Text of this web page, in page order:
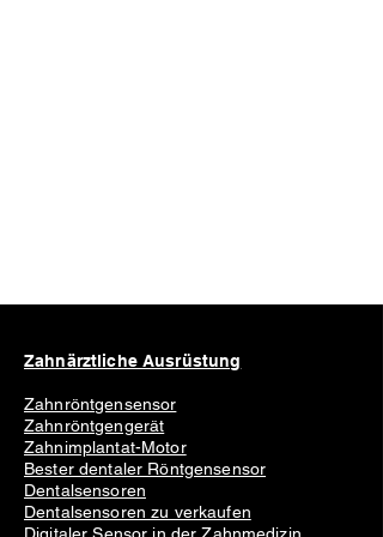
Zahnärztliche Ausrüstung
Zahnröntgensensor
Zahnröntgengerät
Zahnimplantat-Motor
Bester dentaler Röntgensensor
Dentalsensoren
Dentalsensoren zu verkaufen